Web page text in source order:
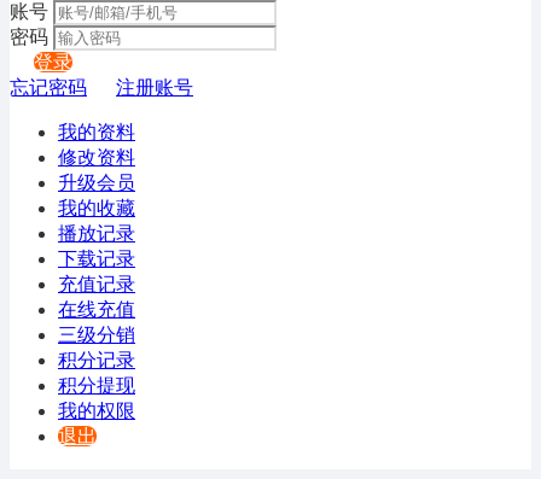
账号
密码
登录
忘记密码
注册账号
我的资料
修改资料
升级会员
我的收藏
播放记录
下载记录
充值记录
在线充值
三级分销
积分记录
积分提现
我的权限
退出